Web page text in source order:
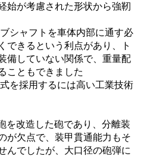
始が考慮された形状から強靭
シャフトを車体内部に通す必
できるという利点があり、ト
備していない関係で、重量配
こともできました
を採用するには高い工業技術
を改造した砲であり、分離装
が欠点で、装甲貫通能力もそ
んでしたが、大口径の砲弾に